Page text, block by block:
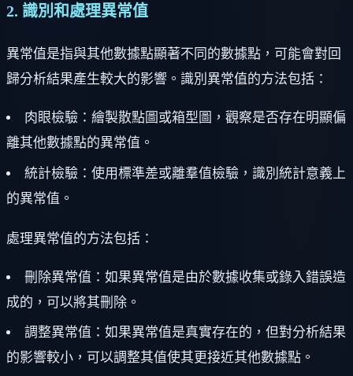
2. 識別和處理異常值
異常值是指與其他數據點顯著不同的數據點，可能會對回
歸分析結果產生較大的影響。識別異常值的方法包括：
肉眼檢驗：繪製散點圖或箱型圖，觀察是否存在明顯偏
離其他數據點的異常值。
統計檢驗：使用標準差或離羣值檢驗，識別統計意義上
的異常值。
處理異常值的方法包括：
刪除異常值：如果異常值是由於數據收集或錄入錯誤造
成的，可以將其刪除。
調整異常值：如果異常值是真實存在的，但對分析結果
的影響較小，可以調整其值使其更接近其他數據點。